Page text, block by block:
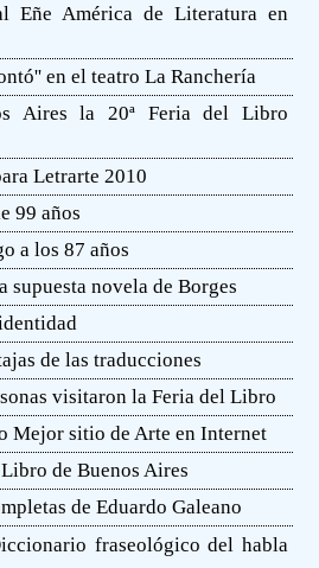
Eñe América de Literatura en
en el teatro La Ranchería
Aires la 20ª Feria del Libro
Letrarte 2010
99 años
a los 87 años
supuesta novela de Borges
de las traducciones
visitaron la Feria del Libro
Mejor sitio de Arte en Internet
de Buenos Aires
de Eduardo Galeano
fraseológico del habla